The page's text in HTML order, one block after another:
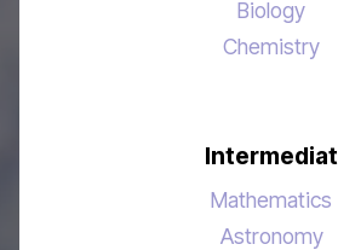
Biology
Chemistry
Intermediat
Mathematics
Astronomy